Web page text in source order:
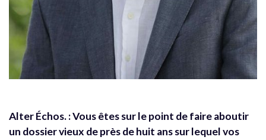
Alter Échos. : Vous êtes sur le point de faire aboutir
un dossier vieux de près de huit ans sur lequel vos